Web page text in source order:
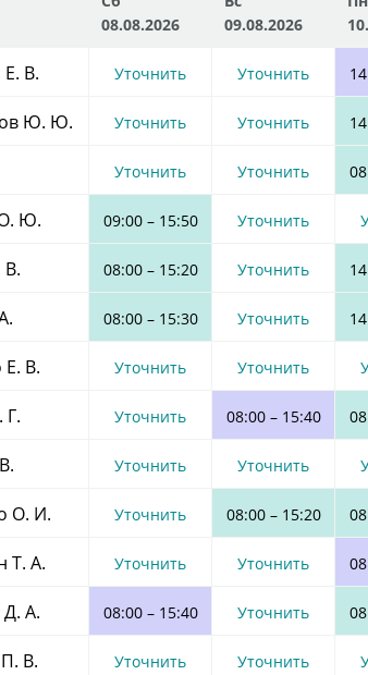
08.08.2026
09.08.2026
В. Уточнить Уточнить
Ю. Ю. Уточнить Уточнить
Уточнить Уточнить
Ю. 09:00 – 15:50 Уточнить
В. 08:00 – 15:20 Уточнить
08:00 – 15:30 Уточнить
В. Уточнить Уточнить
Г. Уточнить 08:00 – 15:40
Уточнить Уточнить
О. И. Уточнить 08:00 – 15:20
Т. А. Уточнить Уточнить
А. 08:00 – 15:40 Уточнить
В. Уточнить Уточнить